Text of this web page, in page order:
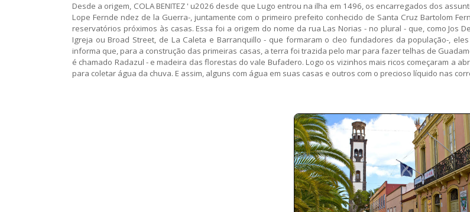
Desde a origem, COLA BENITEZ ' u2026 desde que Lugo entrou na ilha em 1496, os encarregados dos
Lope Fernde ndez de la Guerra-, juntamente com o primeiro prefeito conhecido de Santa Cruz Bartolom
reservatórios próximos às casas. Essa foi a origem do nome da rua Las Norias - no plural - que, como Jos
Igreja ou Broad Street, de La Caleta e Barranquillo - que formaram o cleo fundadores da população-,
informa que, para a construção das primeiras casas, a terra foi trazida pelo mar para fazer telhas de
é chamado Radazul - e madeira das florestas do vale Bufadero. Logo os vizinhos mais ricos começaram a
para coletar água da chuva. E assim, alguns com água em suas casas e outros com o precioso líquido nas